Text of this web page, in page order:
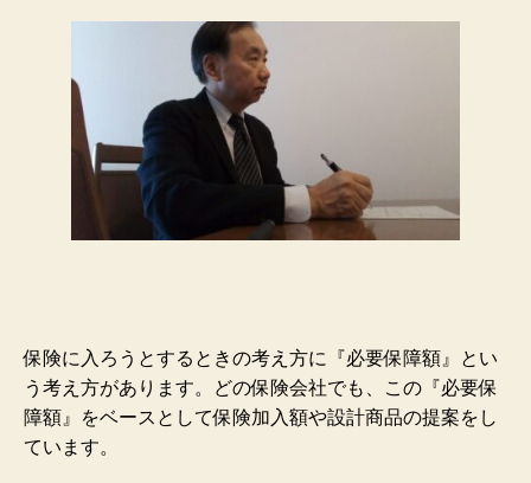
保険に入ろうとするときの考え方に『必要保障額』とい
う考え方があります。
どの保険会社でも、この『必要保
障額』をベースとして保険加入額や設計商品の提案をし
ています。